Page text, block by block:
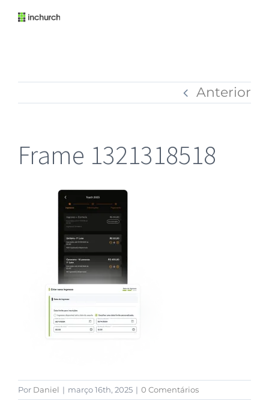
Anterior
Frame 1321318518
Por Daniel | março 16th, 2025 | 0 Comentários